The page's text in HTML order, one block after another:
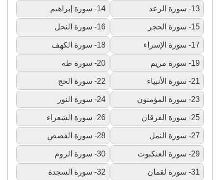
13- سورة الرعد 14- سورة إبراهيم
15- سورة الحجر 16- سورة النحل
17- سورة الإسراء 18- سورة الكهف
19- سورة مريم 20- سورة طه
21- سورة الأنبياء 22- سورة الحج
23- سورة المؤمنون 24- سورة النور
25- سورة الفرقان 26- سورة الشعراء
27- سورة النمل 28- سورة القصص
29- سورة العنكبوت 30- سورة الروم
31- سورة لقمان 32- سورة السجدة